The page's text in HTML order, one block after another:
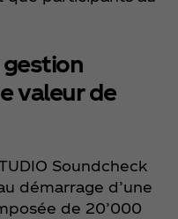
valeur de
Soundcheck
démarrage d’une
de 20’000